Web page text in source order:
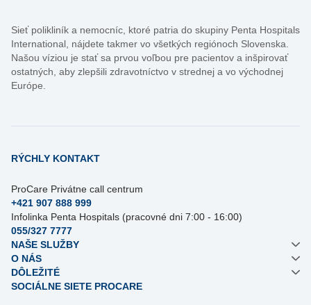
Sieť polikliník a nemocníc, ktoré patria do skupiny Penta Hospitals
International, nájdete takmer vo všetkých regiónoch Slovenska.
Našou víziou je stať sa prvou voľbou pre pacientov a inšpirovať
ostatných, aby zlepšili zdravotníctvo v strednej a vo východnej
Európe.
RÝCHLY KONTAKT
ProCare Privátne call centrum
+421 907 888 999
Infolinka Penta Hospitals (pracovné dni 7:00 - 16:00)
055/327 7777
NAŠE SLUŽBY
O NÁS
DÔLEŽITÉ
SOCIÁLNE SIETE PROCARE